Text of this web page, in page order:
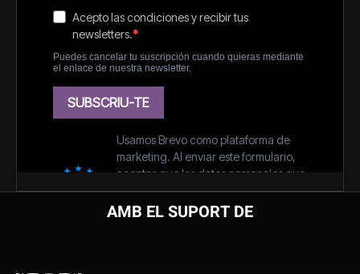
AMB EL SUPORT DE